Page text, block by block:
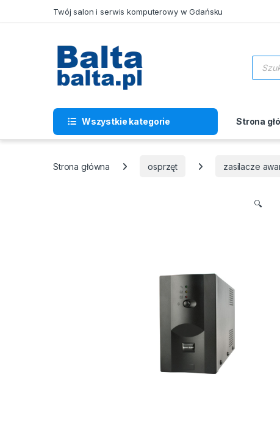
Skip to navigationTwój salon i serwis komputerowy w Gdańsku
Wszystkie kategorie Strona
Strona główna osprzęt zasilacze
🔍